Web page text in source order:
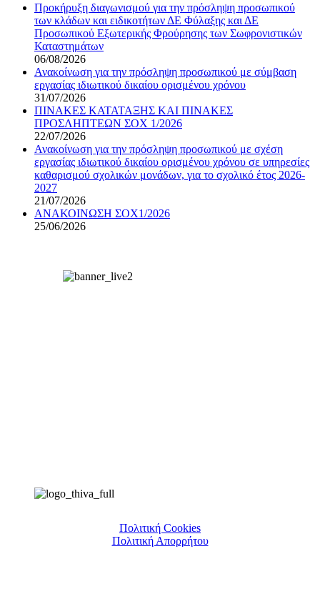
Προκήρυξη διαγωνισμού για την πρόσληψη προσωπικού
των κλάδων και ειδικοτήτων ΔΕ Φύλαξης και ΔΕ
Προσωπικού Εξωτερικής Φρούρησης των Σωφρονιστικών
Καταστημάτων
06/08/2026
Ανακοίνωση για την πρόσληψη προσωπικού με σύμβαση
εργασίας ιδιωτικού δικαίου ορισμένου χρόνου
31/07/2026
ΠΙΝΑΚΕΣ ΚΑΤΑΤΑΞΗΣ ΚΑΙ ΠΙΝΑΚΕΣ
ΠΡΟΣΛΗΠΤΕΩΝ ΣΟΧ 1/2026
22/07/2026
Ανακοίνωση για την πρόσληψη προσωπικού με σχέση
εργασίας ιδιωτικού δικαίου ορισμένου χρόνου σε υπηρεσίες
καθαρισμού σχολικών μονάδων, για το σχολικό έτος 2026-
2027
21/07/2026
ΑΝΑΚΟΙΝΩΣΗ ΣΟΧ1/2026
25/06/2026
Πολιτική Cookies
Πολιτική Απορρήτου